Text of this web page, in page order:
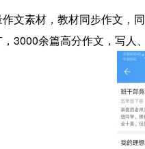
文素材，教材同步作文，同
3000余篇高分作文，写人